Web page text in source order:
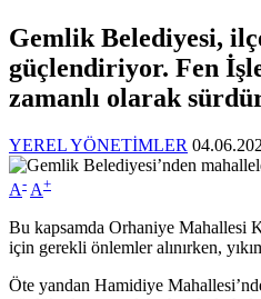
Gemlik Belediyesi,
güçlendiriyor. Fen
zamanlı olarak
YEREL YÖNETİMLER
A- A+
Bu kapsamda Orhaniye Mahallesi
için gerekli önlemler alınırken,
Öte yandan Hamidiye